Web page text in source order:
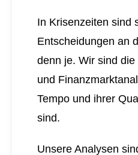
In Krisenzeiten sind
Entscheidungen an
denn je. Wir sind
und
Tempo und ihrer
sind.
Unsere Analysen